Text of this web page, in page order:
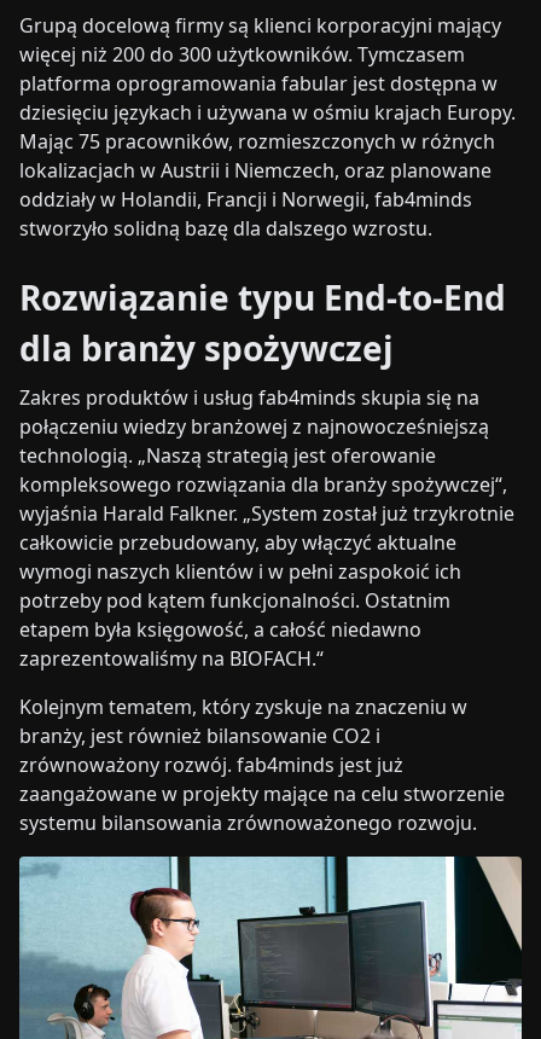
Grupą docelową firmy są klienci korporacyjni mający
więcej niż 200 do 300 użytkowników. Tymczasem
platforma oprogramowania fabular jest dostępna w
dziesięciu językach i używana w ośmiu krajach Europy.
Mając 75 pracowników, rozmieszczonych w różnych
lokalizacjach w Austrii i Niemczech, oraz planowane
oddziały w Holandii, Francji i Norwegii, fab4minds
stworzyło solidną bazę dla dalszego wzrostu.
Rozwiązanie typu End-to-End
dla branży spożywczej
Zakres produktów i usług fab4minds skupia się na
połączeniu wiedzy branżowej z najnowocześniejszą
technologią. „Naszą strategią jest oferowanie
kompleksowego rozwiązania dla branży spożywczej“,
wyjaśnia Harald Falkner. „System został już trzykrotnie
całkowicie przebudowany, aby włączyć aktualne
wymogi naszych klientów i w pełni zaspokoić ich
potrzeby pod kątem funkcjonalności. Ostatnim
etapem była księgowość, a całość niedawno
zaprezentowaliśmy na BIOFACH.“
Kolejnym tematem, który zyskuje na znaczeniu w
branży, jest również bilansowanie CO2 i
zrównoważony rozwój. fab4minds jest już
zaangażowane w projekty mające na celu stworzenie
systemu bilansowania zrównoważonego rozwoju.